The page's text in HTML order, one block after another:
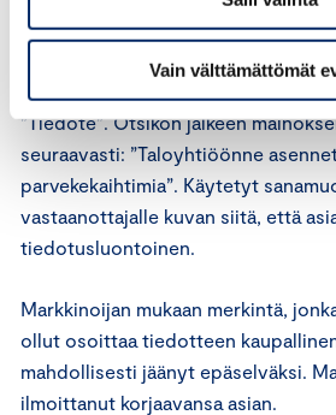
Vain välttämättömät
joka on jaettu taloyhtiön
suoramarkkinointina.
on piilomainontaa, koska
”Tiedote”. Otsikon jälkeen
seuraavasti: ”Taloyhtiöönne
parvekekaihtimia”. Käytetyt
vastaanottajalle kuvan siitä, että
tiedotusluontoinen.
Markkinoijan mukaan merkintä,
ollut osoittaa tiedotteen
mahdollisesti jäänyt epäselväksi.
ilmoittanut korjaavansa asian.